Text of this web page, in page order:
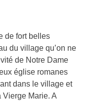
de fort belles
du village qu’on ne
de Notre Dame
église romanes
dans le village et
Marie. A